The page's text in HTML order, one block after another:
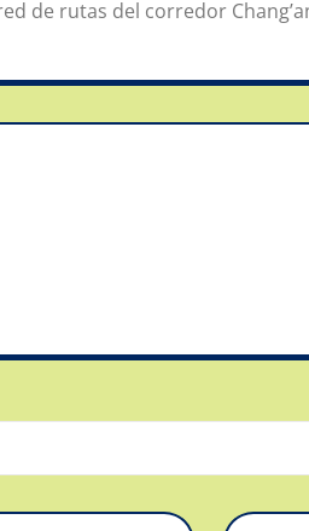
de rutas del corredor